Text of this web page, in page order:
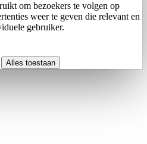
om bezoekers te volgen op
weer te geven die relevant en
gebruiker.
Alles toestaan